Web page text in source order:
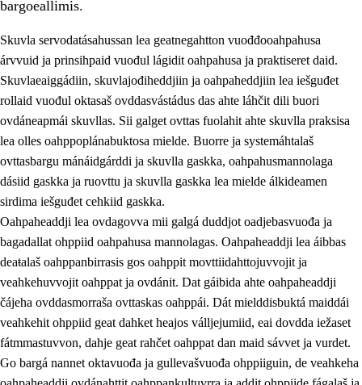
3.1 Fátmmasteaddji oahppanbiras
3.2 Oahpaheapmi ja heivehuvvon oahpahus
3.3 Ovttasbargu ruovttu ja skuvlla gaskka
3.4 Oahpahus oahppofitnodagas ja bargoeallimis
3.5 Profešuvdnasearvevuohta ja skuvlaovdáneapmi
bargoeallimis.
Skuvla servodatásahussan lea geatnegahtton vuođđooahpahusa
árvvuid ja prinsihpaid vuođul lágidit oahpahusa ja praktiseret daid.
Skuvlaeaiggádiin, skuvlajođiheddjiin ja oahpaheddjiin lea iešguđet
rollaid vuođul oktasaš ovddasvástádus das ahte láhčit dili buori
ovdáneapmái skuvllas. Sii galget ovttas fuolahit ahte skuvlla praksisa
lea olles oahppoplánabuktosa mielde. Buorre ja systemáhtalaš
ovttasbargu mánáidgárddi ja skuvlla gaskka, oahpahusmannolaga
dásiid gaskka ja ruovttu ja skuvlla gaskka lea mielde álkideamen
sirdima iešguđet cehkiid gaskka.
Oahpaheaddji lea ovdagovva mii galgá duddjot oadjebasvuođa ja
bagadallat ohppiid oahpahusa mannolagas. Oahpaheaddji lea áibbas
deaŧalaš oahppanbirrasis gos oahppit movttiidahttojuvvojit ja
veahkehuvvojit oahppat ja ovdánit. Dat gáibida ahte oahpaheaddji
čájeha ovddasmorraša ovttaskas oahppái. Dát mielddisbuktá maiddái
veahkehit ohppiid geat dahket heajos válljejumiid, eai dovdda iežaset
fátmmastuvvon, dahje geat rahčet oahppat dan maid sávvet ja vurdet.
Go bargá nannet oktavuođa ja gullevašvuođa ohppiiguin, de veahkeha